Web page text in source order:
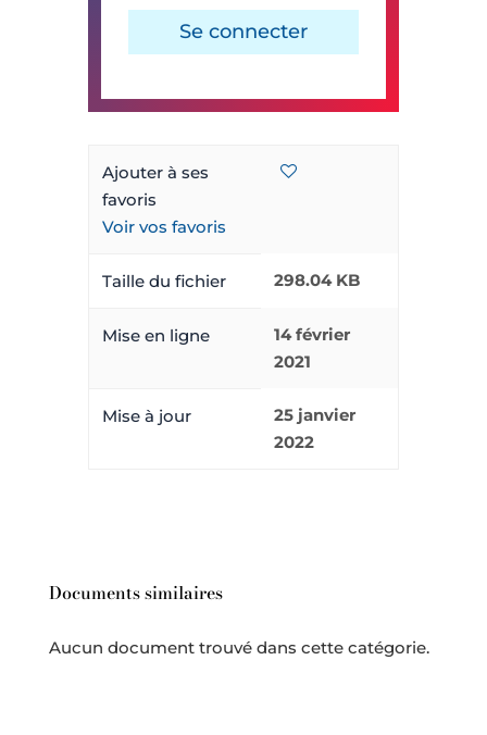
Se connecter
Ajouter à ses
favoris
Voir vos favoris
Taille du fichier 298.04 KB
Mise en ligne
14 février
2021
Mise à jour
25 janvier
2022
Documents similaires
Aucun document trouvé dans cette catégorie.